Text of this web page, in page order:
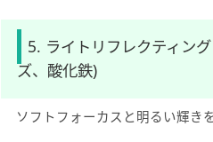
5. ライトリフレクティン
ズ、酸化鉄)
ソフトフォーカスと明るい輝き